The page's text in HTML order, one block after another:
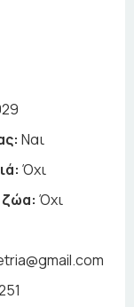
Ναι
Όχι
ζώα: Όχι